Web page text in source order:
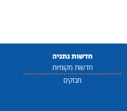
חדשות נתניה
חדשות מקומיות
מבזקים